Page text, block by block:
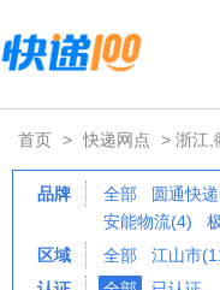
首页 > 快递网点 > 浙江,
品牌 全部 圆通快
安能物流(4)
区域
全部 江山市